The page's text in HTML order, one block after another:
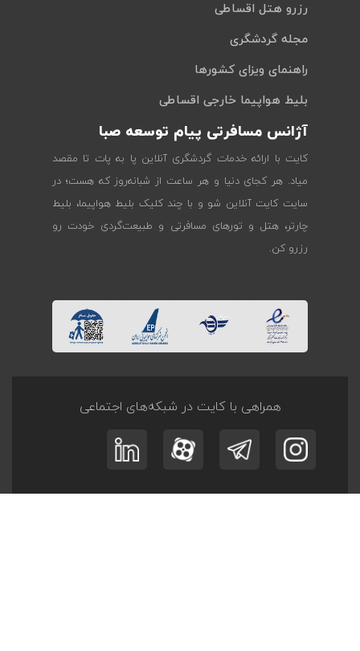
رزرو هتل اقساطی
مجله گردشگری
راهنمای ویزای کشورها
بلیط هواپیما خارجی اقساطی
آژانس مسافرتی پیام توسعه صبا
کایت با ارائه خدمات گردشگری آنلاین پا به پات تا مقصد
میاد. هر کجای دنیا و هر ساعت از شبانه‌روز که هست؛ در
سایت کایت آنلاین شو و با چند کلیک بلیط هواپیما، بلیط
چارتر، هتل و تورهای مسافرتی و طبیعت‌گردی خودت رو
رزرو کن.
همراهی با کایت در شبکه‌های اجتماعی